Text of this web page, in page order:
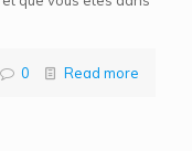
0 Read more